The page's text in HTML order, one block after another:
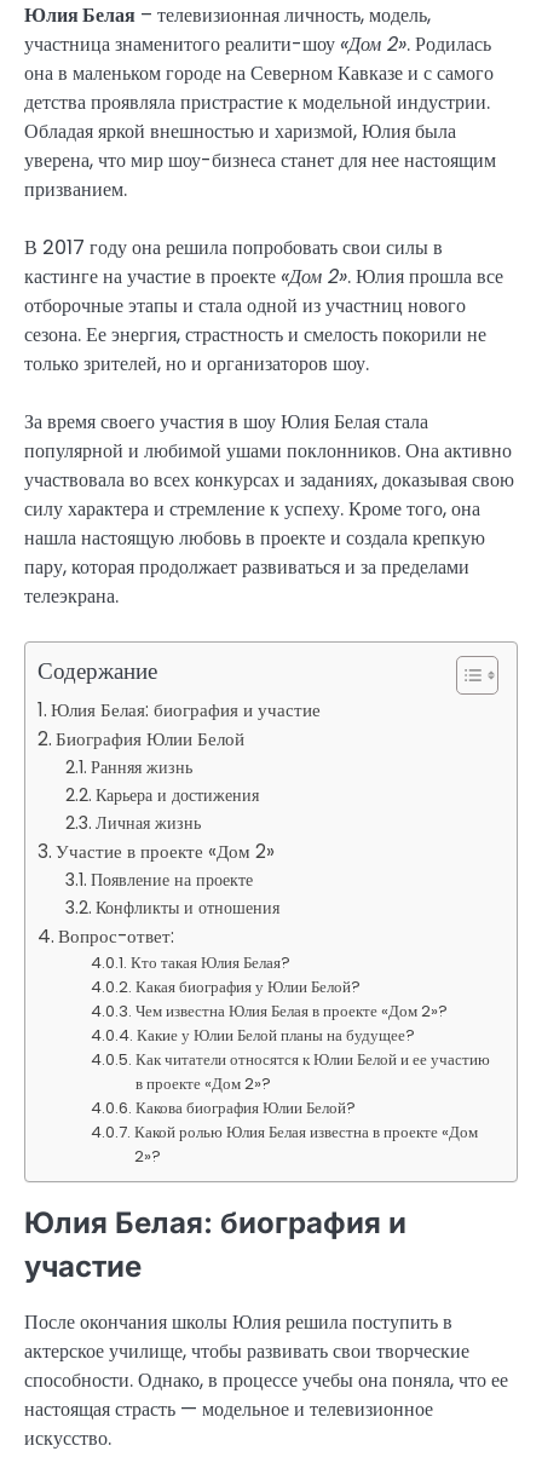
Юлия Белая – телевизионная личность, модель,
участница знаменитого реалити-шоу «Дом 2». Родилась
она в маленьком городе на Северном Кавказе и с самого
детства проявляла пристрастие к модельной индустрии.
Обладая яркой внешностью и харизмой, Юлия была
уверена, что мир шоу-бизнеса станет для нее настоящим
призванием.
В 2017 году она решила попробовать свои силы в
кастинге на участие в проекте «Дом 2». Юлия прошла все
отборочные этапы и стала одной из участниц нового
сезона. Ее энергия, страстность и смелость покорили не
только зрителей, но и организаторов шоу.
За время своего участия в шоу Юлия Белая стала
популярной и любимой ушами поклонников. Она активно
участвовала во всех конкурсах и заданиях, доказывая свою
силу характера и стремление к успеху. Кроме того, она
нашла настоящую любовь в проекте и создала крепкую
пару, которая продолжает развиваться и за пределами
телеэкрана.
Содержание
Юлия Белая: биография и участие
Биография Юлии Белой
Ранняя жизнь
Карьера и достижения
Личная жизнь
Участие в проекте «Дом 2»
Появление на проекте
Конфликты и отношения
Вопрос-ответ:
Кто такая Юлия Белая?
Какая биография у Юлии Белой?
Чем известна Юлия Белая в проекте «Дом 2»?
Какие у Юлии Белой планы на будущее?
Как читатели относятся к Юлии Белой и ее участию
в проекте «Дом 2»?
Какова биография Юлии Белой?
Какой ролью Юлия Белая известна в проекте «Дом
2»?
Юлия Белая: биография и
участие
После окончания школы Юлия решила поступить в
актерское училище, чтобы развивать свои творческие
способности. Однако, в процессе учебы она поняла, что ее
настоящая страсть — модельное и телевизионное
искусство.